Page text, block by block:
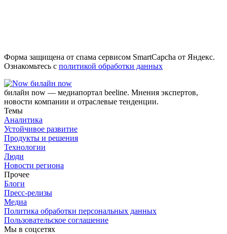
Форма защищена от спама сервисом SmartCapcha от Яндекс.
Ознакомьтесь с политикой обработки данных
билайн now
билайн now — медиапортал beeline. Мнения экспертов,
новости компании и отраслевые тенденции.
Темы
Аналитика
Устойчивое развитие
Продукты и решения
Технологии
Люди
Новости региона
Прочее
Блоги
Пресс-релизы
Медиа
Политика обработки персональных данных
Пользовательское соглашение
Мы в соцсетях